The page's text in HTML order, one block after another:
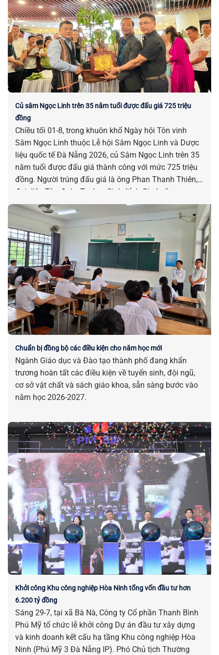
Củ sâm Ngọc Linh trên 35 năm tuổi được đấu giá 725 triệu
đồng
Chiều tối 01-8, trong khuôn khổ Ngày hội Tôn vinh
Sâm Ngọc Linh thuộc Lễ hội Sâm Ngọc Linh và Dược
liệu quốc tế Đà Nẵng 2026, củ Sâm Ngọc Linh trên 35
năm tuổi được đấu giá thành công với mức 725 triệu
đồng. Người trúng đấu giá là ông Phan Thanh Thiên,
đại diện Tập đoàn Trường Sinh (tỉnh Gia Lai).
Chuẩn bị đồng bộ các điều kiện cho năm học mới
Ngành Giáo dục và Đào tạo thành phố đang khẩn
trương hoàn tất các điều kiện về tuyển sinh, đội ngũ,
cơ sở vật chất và sách giáo khoa, sẵn sàng bước vào
năm học 2026-2027.
Khởi công Khu công nghiệp Hòa Ninh tổng vốn đầu tư hơn
6.200 tỷ đồng
Sáng 29-7, tại xã Bà Nà, Công ty Cổ phần Thanh Bình
Phú Mỹ tổ chức lễ khởi công Dự án đầu tư xây dựng
và kinh doanh kết cấu hạ tầng Khu công nghiệp Hòa
Ninh (Phú Mỹ 3 Đà Nẵng IP). Phó Chủ tịch Thường